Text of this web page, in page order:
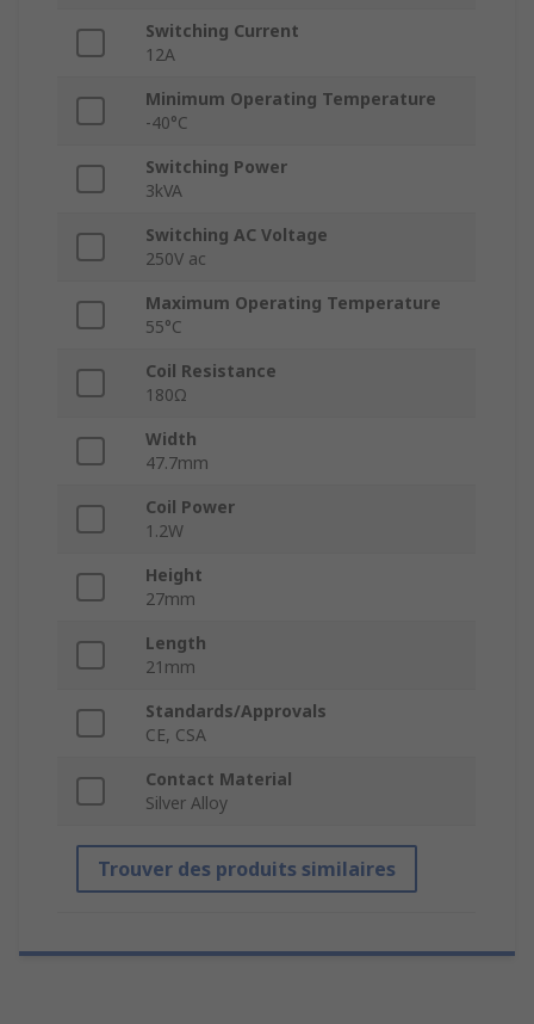
Switching Current
12A
Minimum Operating Temperature
-40°C
Switching Power
3kVA
Switching AC Voltage
250V ac
Maximum Operating Temperature
55°C
Coil Resistance
180Ω
Width
47.7mm
Coil Power
1.2W
Height
27mm
Length
21mm
Standards/Approvals
CE, CSA
Contact Material
Silver Alloy
Trouver des produits similaires